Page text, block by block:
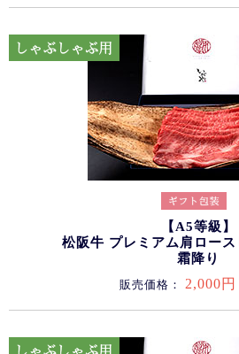
【A5等級】
松阪牛 プレミアム肩ロース
霜降り
販売価格： 2,000円